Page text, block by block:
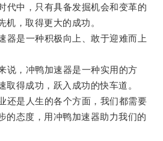
中，只有具备发掘机会和变革的
机，取得更大的成功。
是一种积极向上、敢于迎难而上
，冲鸭加速器是一种实用的方
取得成功，跃入成功的快车道。
是人生的各个方面，我们都需要
的态度，用冲鸭加速器助力我们的